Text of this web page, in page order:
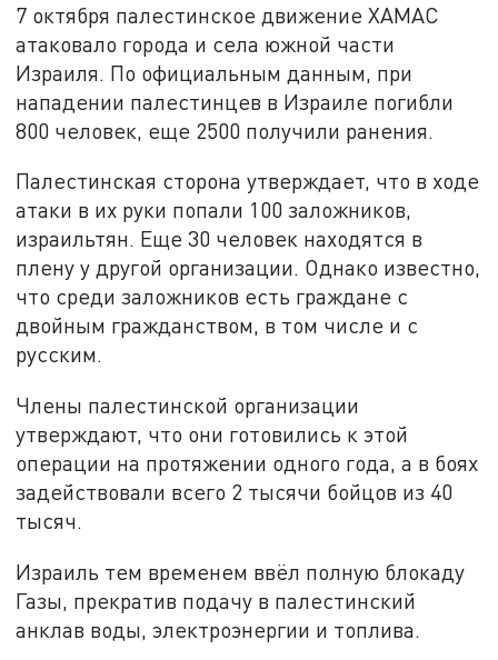
7 октября палестинское движение ХАМАС
атаковало города и села южной части
Израиля. По официальным данным, при
нападении палестинцев в Израиле погибли
800 человек, еще 2500 получили ранения.
Палестинская сторона утверждает, что в ходе
атаки в их руки попали 100 заложников,
израильтян. Еще 30 человек находятся в
плену у другой организации. Однако известно,
что среди заложников есть граждане с
двойным гражданством, в том числе и с
русским.
Члены палестинской организации
утверждают, что они готовились к этой
операции на протяжении одного года, а в боях
задействовали всего 2 тысячи бойцов из 40
тысяч.
Израиль тем временем ввёл полную блокаду
Газы, прекратив подачу в палестинский
анклав воды, электроэнергии и топлива.